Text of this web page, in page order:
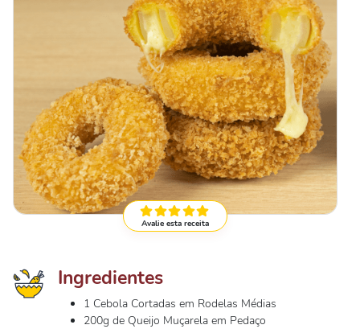
Avalie esta receita
Ingredientes
1 Cebola Cortadas em Rodelas Médias
200g de Queijo Muçarela em Pedaço